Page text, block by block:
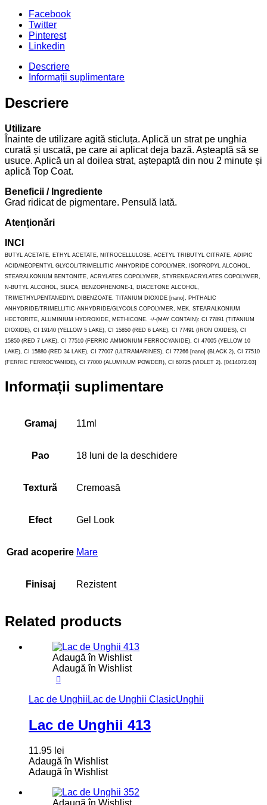
Facebook
Twitter
Pinterest
Linkedin
Descriere
Informații suplimentare
Descriere
Utilizare
Înainte de utilizare agită sticluța. Aplică un strat pe unghia
curată și uscată, pe care ai aplicat deja bază. Așteaptă să se
usuce. Aplică un al doilea strat, aștepaptă din nou 2 minute și
aplică Top Coat.
Beneficii / Ingrediente
Grad ridicat de pigmentare. Pensulă lată.
Atenționări
INCI
BUTYL ACETATE, ETHYL ACETATE, NITROCELLULOSE, ACETYL TRIBUTYL CITRATE, ADIPIC
ACID/NEOPENTYL GLYCOL/TRIMELLITIC ANHYDRIDE COPOLYMER, ISOPROPYL ALCOHOL,
STEARALKONIUM BENTONITE, ACRYLATES COPOLYMER, STYRENE/ACRYLATES COPOLYMER,
N-BUTYL ALCOHOL, SILICA, BENZOPHENONE-1, DIACETONE ALCOHOL,
TRIMETHYLPENTANEDIYL DIBENZOATE, TITANIUM DIOXIDE [nano], PHTHALIC
ANHYDRIDE/TRIMELLITIC ANHYDRIDE/GLYCOLS COPOLYMER, MEK, STEARALKONIUM
HECTORITE, ALUMINIUM HYDROXIDE, METHICONE. +/-(MAY CONTAIN): CI 77891 (TITANIUM
DIOXIDE), CI 19140 (YELLOW 5 LAKE), CI 15850 (RED 6 LAKE), CI 77491 (IRON OXIDES), CI
15850 (RED 7 LAKE), CI 77510 (FERRIC AMMONIUM FERROCYANIDE), CI 47005 (YELLOW 10
LAKE), CI 15880 (RED 34 LAKE), CI 77007 (ULTRAMARINES), CI 77266 [nano] (BLACK 2), CI 77510
(FERRIC FERROCYANIDE), CI 77000 (ALUMINUM POWDER), CI 60725 (VIOLET 2). [0414072.03]
Informații suplimentare
Gramaj 11ml
Pao 18 luni de la deschidere
Textură Cremoasă
Efect Gel Look
Grad acoperire Mare
Finisaj Rezistent
Related products
Adaugă în Wishlist
Adaugă în Wishlist
Lac de Unghii Lac de Unghii ClasicUnghii
Lac de Unghii 413
11.95 lei
Adaugă în Wishlist
Adaugă în Wishlist
Adaugă în Wishlist